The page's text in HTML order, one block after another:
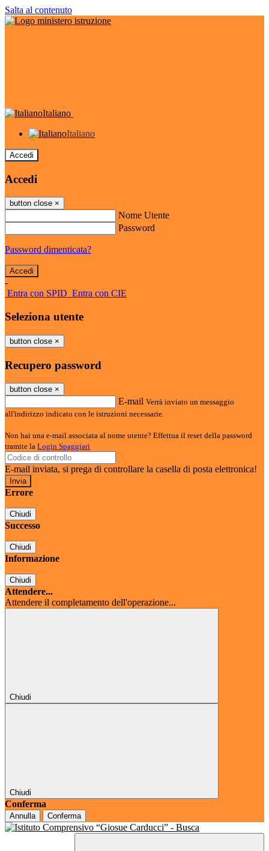
Salta al contenuto
Italiano
Italiano
Accedi
Accedi
button close ×
Nome Utente
Password
Password dimenticata?
-
Entra con SPID Entra con CIE
Seleziona utente
button close ×
Recupero password
button close ×
E-mail Verrà inviato un messaggio
all'indirizzo indicato con le istruzioni necessarie.
Non hai una e-mail associata al nome utente? Effettua il reset della password
tramite la Login Spaggiari
E-mail inviata, si prega di controllare la casella di posta elettronica!
Errore
Chiudi
Successo
Chiudi
Informazione
Chiudi
Attendere...
Attendere il completamento dell'operazione...
Chiudi
Chiudi
Conferma
Annulla Conferma